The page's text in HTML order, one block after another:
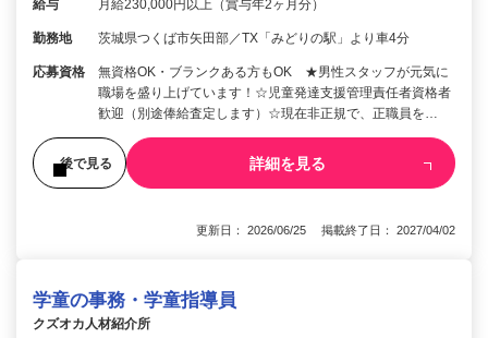
給与 月給230,000円以上（賞与年2ヶ月分）
勤務地 茨城県つくば市矢田部／TX「みどりの駅」より車4分
応募資格
無資格OK・ブランクある方もOK ★男性スタッフが元気に
職場を盛り上げています！☆児童発達支援管理責任者資格者
歓迎（別途俸給査定します）☆現在非正規で、正職員を…
後で見る 詳細を見る
更新日： 2026/06/25 掲載終了日： 2027/04/02
学童の事務・学童指導員
クズオカ人材紹介所